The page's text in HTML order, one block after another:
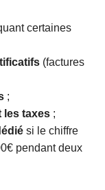
certaines
(factures
;
les taxes ;
si le chiffre
pendant deux